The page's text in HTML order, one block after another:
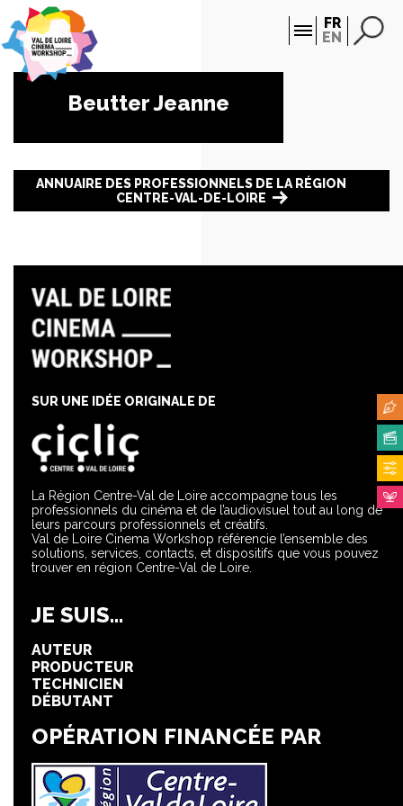
FR
EN
Beutter Jeanne
ANNUAIRE DES PROFESSIONNELS DE LA RÉGION
CENTRE-VAL-DE-LOIRE
La Région Centre-Val de Loire accompagne tous les
professionnels du cinéma et de l’audiovisuel tout au long de
leurs parcours professionnels et créatifs.
Val de Loire Cinema Workshop référencie l’ensemble des
solutions, services, contacts, et dispositifs que vous pouvez
trouver en région Centre-Val de Loire.
SUR UNE IDÉE ORIGINALE DE
JE SUIS...
AUTEUR
PRODUCTEUR
TECHNICIEN
DÉBUTANT
OPÉRATION FINANCÉE PAR
Panneau de gestion des cookies